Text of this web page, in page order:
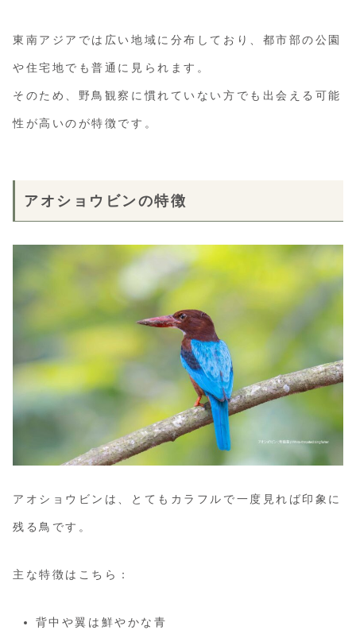
東南アジアでは広い地域に分布しており、都市部の公園
や住宅地でも普通に見られます。
そのため、野鳥観察に慣れていない方でも出会える可能
性が高いのが特徴です。
アオショウビンの特徴
アオショウビンは、とてもカラフルで一度見れば印象に
残る鳥です。
主な特徴はこちら：
背中や翼は鮮やかな青